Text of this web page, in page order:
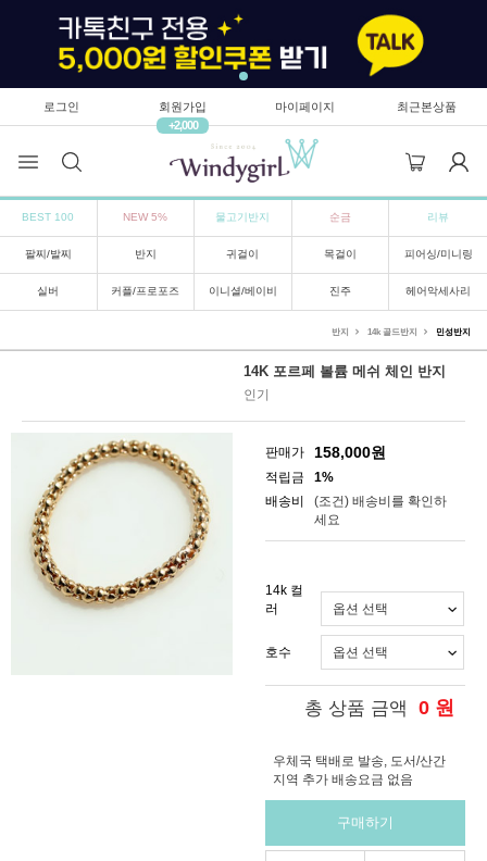
로그인
회원가입
+2,000
마이페이지 최근본상품
BEST 100 NEW 5% 물고기반지 순금 리뷰
팔찌/발찌 반지 귀걸이 목걸이 피어싱/미니링
실버 커플/프로포즈 이니셜/베이비 진주 헤어악세사리
반지 14k 골드반지 민성반지
14K 포르페 볼륨 메쉬 체인 반지
인기
판매가 158,000원
적립금
1%
배송비
(조건) 배송비를 확인하
세요
14k 컬
러
호수
총 상품 금액 0 원
우체국 택배로 발송, 도서/산간
지역 추가 배송요금 없음
구매하기